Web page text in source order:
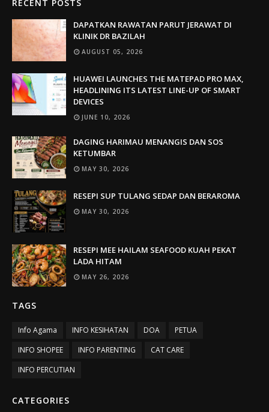
RECENT POSTS
DAPATKAN RAWATAN PARUT JERAWAT DI
KLINIK DR BAZILAH
AUGUST 05, 2026
HUAWEI LAUNCHES THE MATEPAD PRO MAX,
HEADLINING ITS LATEST LINE-UP OF SMART
DEVICES
JUNE 10, 2026
DAGING HARIMAU MENANGIS DAN SOS
KETUMBAR
MAY 30, 2026
RESEPI SUP TULANG SEDAP DAN BERAROMA
MAY 30, 2026
RESEPI MEE HAILAM SEAFOOD KUAH PEKAT
LADA HITAM
MAY 26, 2026
TAGS
Info Agama INFO KESIHATAN DOA
PETUA
INFO SHOPEE
INFO PARENTING
CAT CARE
INFO PERCUTIAN
CATEGORIES